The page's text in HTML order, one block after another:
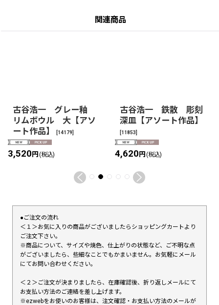
関連商品
古谷浩一 グレー釉
リムボウル 大【アソ
ート作品】
[14179]
3,520円 (税込)
古谷浩一 鉄散 彫刻
深皿【アソート作品】
[11853]
4,620円 (税込)
●ご注文の流れ
＜１＞お気に入りの商品がございましたらショッピングカートより
ご注文下さい。
※商品について、サイズや焼色、仕上がりの状態など、ご不明な点
がございましたら、些細なことでもかまいません。お気軽にメール
にてお問い合わせください。
＜２＞ご注文が決まりましたら、在庫確認後、折り返しメールにて
お支払い方法のご連絡を差し上げます。
※ezwebをお使いのお客様は、注文確認・お支払い方法のメールが